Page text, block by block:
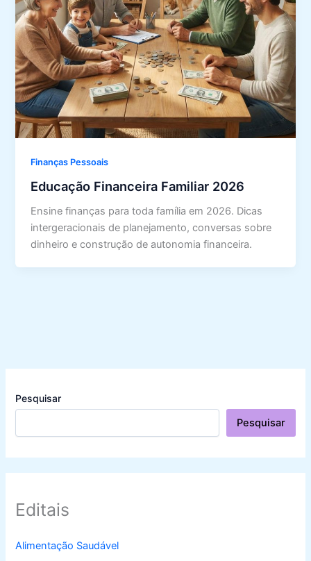
Finanças Pessoais
Educação Financeira Familiar 2026
Ensine finanças para toda família em 2026. Dicas
intergeracionais de planejamento, conversas sobre
dinheiro e construção de autonomia financeira.
Pesquisar
Pesquisar
Editais
Alimentação Saudável